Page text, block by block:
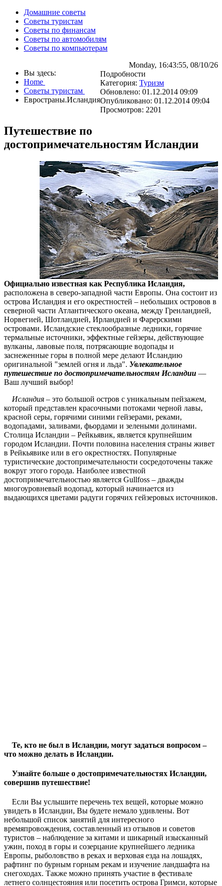
Домашние советы
Советы туристам
Советы по финансам
Советы по автомобилям
Советы по компьютерам
Вы здесь:
Home
Советы туристам
Евространы.Исландия
Monday, 16:43:55, 08/10/26
Подробности
Категория: Туризм
Обновлено: 01.12.2014 09:09
Опубликовано: 01.12.2014 09:04
Просмотров: 2201
Путешествие по
достопримечательностям Исландии
Официально известная как Республика Исландия,
расположена в северо-западной части Европы. Она состоит из
острова Исландия и его окрестностей – небольших островов в
северной части Атлантического океана, между Гренландией,
Норвегией, Шотландией, Ирландией и Фарерскими
островами. Исландские стеклообразные ледники, горячие
термальные источники, эффектные гейзеры, действующие
вулканы, лавовые поля, потрясающие водопады и
заснеженные горы в полной мере делают Исландию
оригинальной "землей огня и льда". Увлекательное
путешествие по достопримечательностям Исландии ―
Ваш лучший выбор!
Исландия – это большой остров с уникальным пейзажем,
который представлен красочными потоками черной лавы,
красной серы, горячими синими гейзерами, реками,
водопадами, заливами, фьордами и зелеными долинами.
Столица Исландии – Рейкьявик, является крупнейшим
городом Исландии. Почти половина населения страны живет
в Рейкьявике или в его окрестностях. Популярные
туристические достопримечательности сосредоточены также
вокруг этого города. Наиболее известной
достопримечательностью является Gullfoss – дважды
многоуровневый водопад, который начинается из
выдающихся цветами радуги горячих гейзеровых источников.
Те, кто не был в Исландии, могут задаться вопросом –
что можно делать в Исландии.
Узнайте больше о достопримечательностях Исландии,
совершив путешествие!
Если Вы услышите перечень тех вещей, которые можно
увидеть в Исландии, Вы будете немало удивлены. Вот
небольшой список занятий для интересного
времяпровождения, составленный из отзывов и советов
туристов – наблюдение за китами и шикарный изысканный
ужин, поход в горы и созерцание крупнейшего ледника
Европы, рыболовство в реках и верховая езда на лошадях,
рафтинг по бурным горным рекам и изучение ландшафта на
снегоходах. Также можно принять участие в фестивале
летнего солнцестояния или посетить острова Гримси, которые